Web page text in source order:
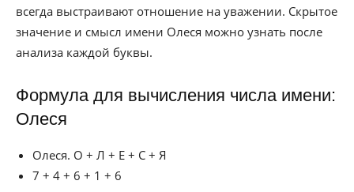
всегда выстраивают отношение на уважении. Скрытое
значение и смысл имени Олеся можно узнать после
анализа каждой буквы.
Формула для вычисления числа имени:
Олеся
Олеся. О + Л + Е + С + Я
7 + 4 + 6 + 1 + 6